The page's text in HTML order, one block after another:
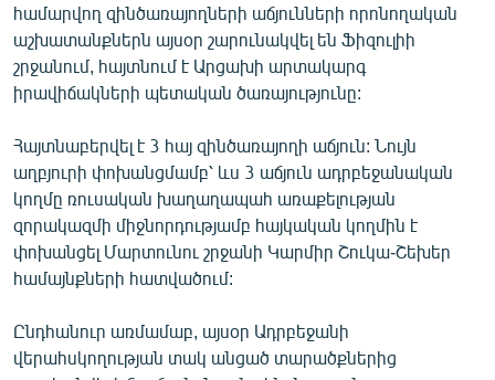
ԱՐԽԻՎ
ՏԵՍԱՆՅՈՒԹԵՐ
ԲԱՆԱՎԵՃ
ՁԳՏԵԼՈՎ ԼԱՎԱԳՈՒՅՆԻՆ
ՓՈԴՔԱՍԹ
Հայերեն
English
Русский
համարվող զինծառայողների աճյունների որոնողական
աշխատանքներն այսօր շարունակվել են Ֆիզուլիի
շրջանում, հայտնում է Արցախի արտակարգ
իրավիճակների պետական ծառայությունը:
Հայտնաբերվել է 3 հայ զինծառայողի աճյուն: Նույն
աղբյուրի փոխանցմամբ՝ ևս 3 աճյուն ադրբեջանական
կողմը ռուսական խաղաղապահ առաքելության
զորակազմի միջնորդությամբ հայկական կողմին է
փոխանցել Մարտունու շրջանի Կարմիր Շուկա-Շեխեր
համայնքների հատվածում:
Ընդհանուր առմամաբ, այսօր Ադրբեջանի
վերահսկողության տակ անցած տարածքներից